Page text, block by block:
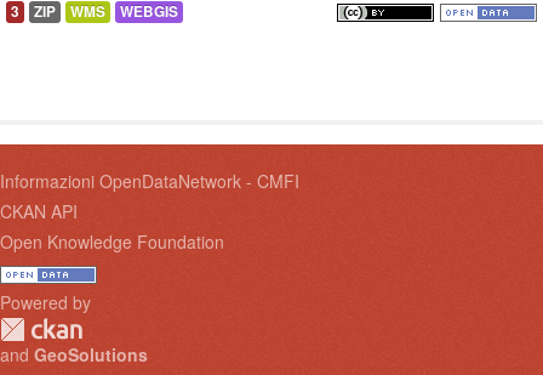
3 ZIP WMS WEBGIS
Informazioni OpenDataNetwork - CMFI
CKAN API
Open Knowledge Foundation
Powered by
and GeoSolutions